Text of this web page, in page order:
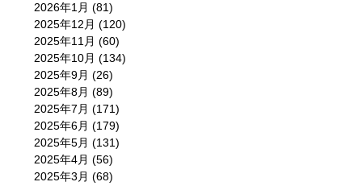
2026年1月 (81)
2025年12月 (120)
2025年11月 (60)
2025年10月 (134)
2025年9月 (26)
2025年8月 (89)
2025年7月 (171)
2025年6月 (179)
2025年5月 (131)
2025年4月 (56)
2025年3月 (68)